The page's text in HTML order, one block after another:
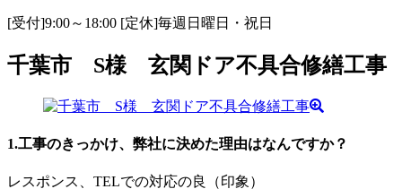
[受付]9:00～18:00 [定休]毎週日曜日・祝日
千葉市 S様 玄関ドア不具合修繕工事
1.工事のきっかけ、弊社に決めた理由はなんですか？
レスポンス、TELでの対応の良（印象）